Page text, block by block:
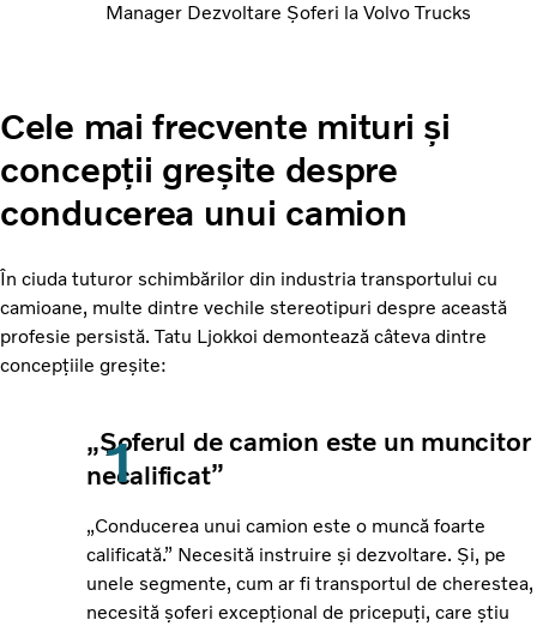
Manager Dezvoltare Șoferi la Volvo Trucks
Cele mai frecvente mituri și
concepții greșite despre
conducerea unui camion
În ciuda tuturor schimbărilor din industria transportului cu
camioane, multe dintre vechile stereotipuri despre această
profesie persistă. Tatu Ljokkoi demontează câteva dintre
concepțiile greșite:
„Șoferul de camion este un muncitor
necalificat”
„Conducerea unui camion este o muncă foarte
calificată.” Necesită instruire și dezvoltare. Și, pe
unele segmente, cum ar fi transportul de cherestea,
necesită șoferi excepțional de pricepuți, care știu